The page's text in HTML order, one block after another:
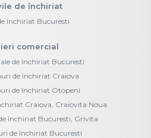
de închiriat
închiriat Bucuresti
comercial
de închiriat Bucuresti
de închiriat Craiova
de închiriat Otopeni
Craiova, Craiovita Noua
închiriat Bucuresti, Grivita
de închiriat Bucuresti